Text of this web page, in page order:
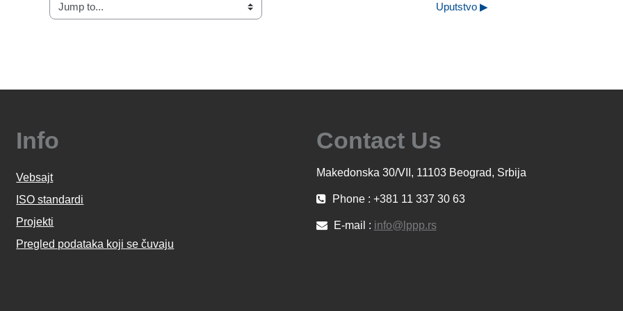
Jump to... Uputstvo ▶︎
Info
Vebsajt
ISO standardi
Projekti
Pregled podataka koji se čuvaju
Contact Us
Makedonska 30/VII, 11103 Beograd, Srbija
Phone : +381 11 337 30 63
E-mail : info@lppp.rs